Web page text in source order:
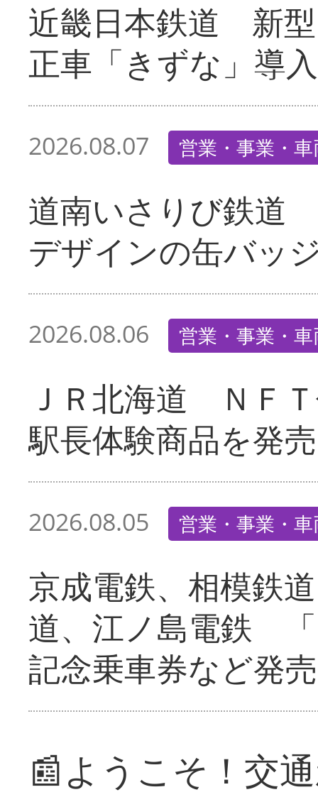
近畿日本鉄道 新
正車「きずな」導入
2026.08.07 営業・事業・
道南いさりび鉄道
デザインの缶バッ
2026.08.06 営業・事業・
ＪＲ北海道 ＮＦ
駅長体験商品を発売
2026.08.05 営業・事業・
京成電鉄、相模鉄
道、江ノ島電鉄
記念乗車券など発売
📰ようこそ！交